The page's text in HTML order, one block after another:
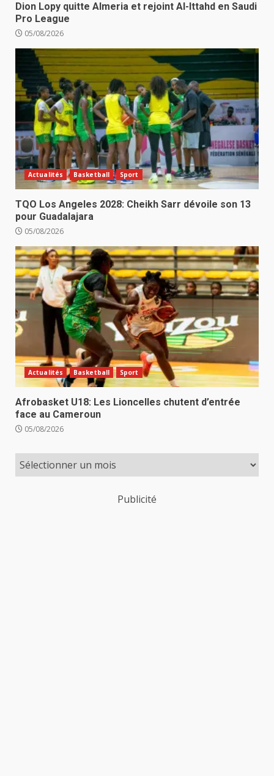
Dion Lopy quitte Almeria et rejoint Al-Ittahd en Saudi
Pro League
05/08/2026
Actualités Basketball Sport
TQO Los Angeles 2028: Cheikh Sarr dévoile son 13
pour Guadalajara
05/08/2026
Actualités Basketball Sport
Afrobasket U18: Les Lioncelles chutent d’entrée
face au Cameroun
05/08/2026
Publicité